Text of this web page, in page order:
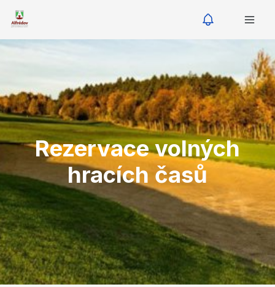
Rezervace volných
hracích časů